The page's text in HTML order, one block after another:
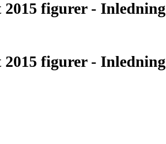
figurer - Inledning
figurer - Inledning